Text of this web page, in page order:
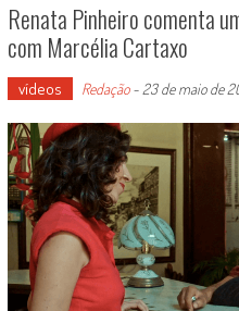
Renata Pinheiro comenta
com Marcélia Cartaxo
vídeos Redação- 23 de maio de